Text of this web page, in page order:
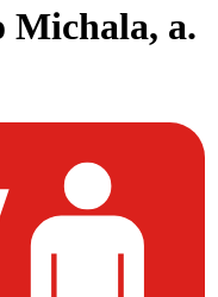
Michala, a.